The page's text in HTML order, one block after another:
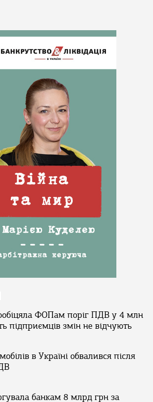
ФОПам поріг ПДВ у 4 млн
підприємців змін не відчують
в Україні обвалився після
банкам 8 млрд грн за